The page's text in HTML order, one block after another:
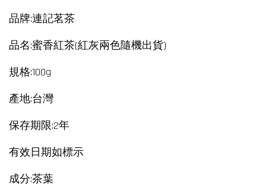
品牌:連記茗茶
品名:蜜香紅茶(紅灰兩色隨機出貨)
規格:100g
產地:台灣
保存期限:2年
有效日期如標示
成分:茶葉